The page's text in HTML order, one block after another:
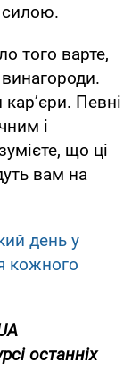
силою.
того варте,
Певні
і
що ці
вам на
день у
кожного
останніх